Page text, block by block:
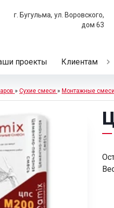
г. Бугульма, ул. Воровского,
дом 63
проекты Клиентам
» Сухие смеси » Монтажные смеси